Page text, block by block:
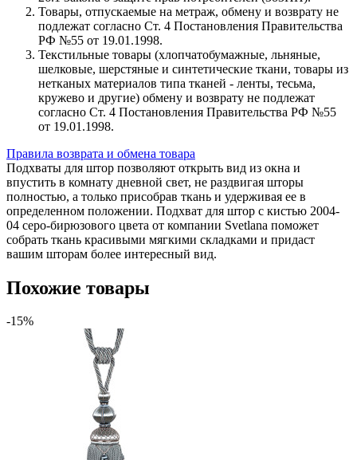
Товары, отпускаемые на метраж, обмену и возврату не
подлежат согласно Ст. 4 Постановления Правительства
РФ №55 от 19.01.1998.
Текстильные товары (хлопчатобумажные, льняные,
шелковые, шерстяные и синтетические ткани, товары из
нетканых материалов типа тканей - ленты, тесьма,
кружево и другие) обмену и возврату не подлежат
согласно Ст. 4 Постановления Правительства РФ №55
от 19.01.1998.
Правила возврата и обмена товара
Подхваты для штор позволяют открыть вид из окна и
впустить в комнату дневной свет, не раздвигая шторы
полностью, а только присобрав ткань и удерживая ее в
определенном положении. Подхват для штор с кистью 2004-
04 серо-бирюзового цвета от компании Svetlana поможет
собрать ткань красивыми мягкими складками и придаст
вашим шторам более интересный вид.
Похожие товары
-15%